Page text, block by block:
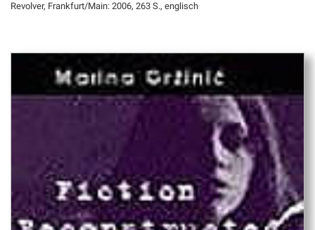
Revolver, Frankfurt/Main: 2006, 263 S., englisch